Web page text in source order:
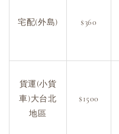
宅配(外島) $360
貨運(小貨
車)大台北
地區
$1500